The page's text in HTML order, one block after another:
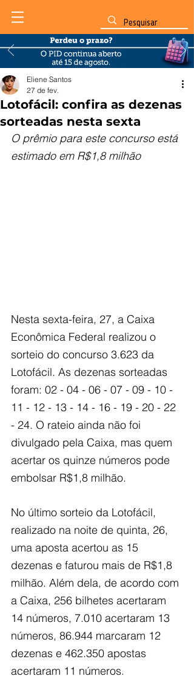
Lotofácil: confira as dezenas
sorteadas nesta sexta
Eliene Santos
27 de fev.
O prêmio para este concurso está
estimado em R$1,8 milhão
Nesta sexta-feira, 27, a Caixa
Econômica Federal realizou o
sorteio do concurso 3.623 da
Lotofácil. As dezenas sorteadas
foram: 02 - 04 - 06 - 07 - 09 - 10 -
11 - 12 - 13 - 14 - 16 - 19 - 20 - 22
- 24. O rateio ainda não foi
divulgado pela Caixa, mas quem
acertar os quinze números pode
embolsar R$1,8 milhão.
No último sorteio da Lotofácil,
realizado na noite de quinta, 26,
uma aposta acertou as 15
dezenas e faturou mais de R$1,8
milhão. Além dela, de acordo com
a Caixa, 256 bilhetes acertaram
14 números, 7.010 acertaram 13
números, 86.944 marcaram 12
dezenas e 462.350 apostas
acertaram 11 números.